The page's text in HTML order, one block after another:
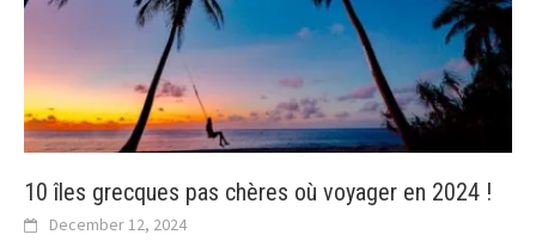
10 îles grecques pas chères où voyager en 2024 !
December 12, 2024